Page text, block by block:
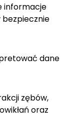
informacje
dane
zębów,
oraz